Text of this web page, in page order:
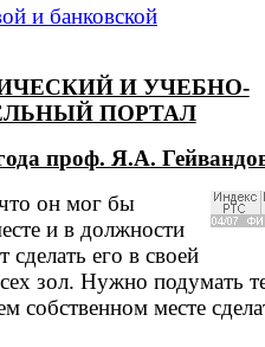
И УЧЕБНО-
ПОРТАЛ
проф. Я.А.
он мог бы
и в должности
его в своей
зол. Нужно подумать
собственном месте